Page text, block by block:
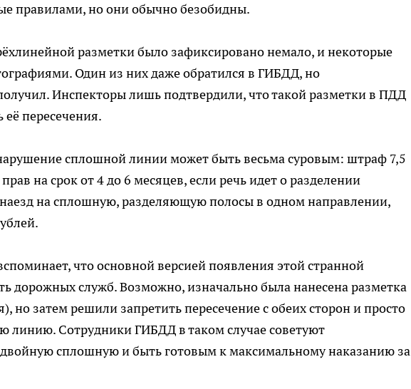
правилами, но они обычно безобидны.
разметки было зафиксировано немало, и некоторые
Один из них даже обратился в ГИБДД, но
Инспекторы лишь подтвердили, что такой разметки в ПДД
её пересечения.
сплошной линии может быть весьма суровым: штраф 7,5
на срок от 4 до 6 месяцев, если речь идет о разделении
на сплошную, разделяющую полосы в одном направлении,
что основной версией появления этой странной
дорожных служб. Возможно, изначально была нанесена разметка
но затем решили запретить пересечение с обеих сторон и просто
линию. Сотрудники ГИБДД в таком случае советуют
сплошную и быть готовым к максимальному наказанию за